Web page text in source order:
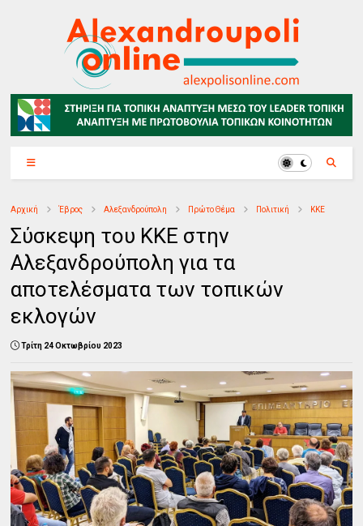
Αρχική Έβρος Αλεξανδρούπολη Πρώτο Θέμα Πολιτική ΚΚΕ
Σύσκεψη του ΚΚΕ στην
Αλεξανδρούπολη για τα
αποτελέσματα των τοπικών
εκλογών
Τρίτη 24 Οκτωβρίου 2023